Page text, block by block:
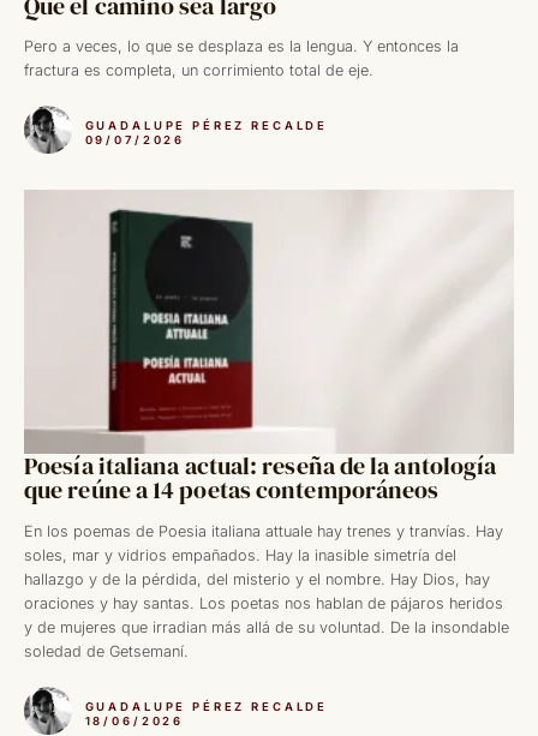
Pero a veces, lo que se desplaza es la lengua. Y entonces la
fractura es completa, un corrimiento total de eje.
GUADALUPE PÉREZ RECALDE
09/07/2026
Poesía italiana actual: reseña de la antología
que reúne a 14 poetas contemporáneos
En los poemas de Poesia italiana attuale hay trenes y tranvías. Hay
soles, mar y vidrios empañados. Hay la inasible simetría del
hallazgo y de la pérdida, del misterio y el nombre. Hay Dios, hay
oraciones y hay santas. Los poetas nos hablan de pájaros heridos
y de mujeres que irradian más allá de su voluntad. De la insondable
soledad de Getsemaní.
GUADALUPE PÉREZ RECALDE
18/06/2026